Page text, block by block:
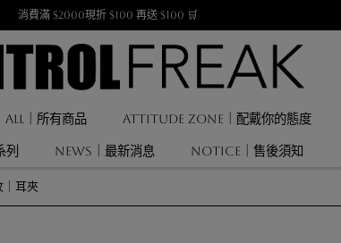
消費滿 $2000現折 $100 再送 $100 🛒
ALL｜所有商品 ATTITUDE ZONE｜配戴你的態度
列 NEWS｜最新消息 NOTICE｜售後須知
耳夾